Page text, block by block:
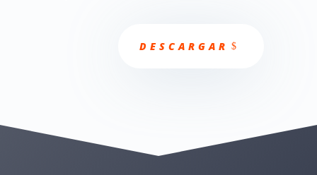
DESCARGAR